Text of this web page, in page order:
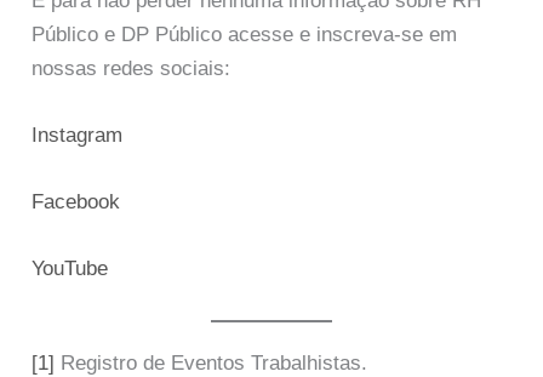
Público e DP Público acesse e inscreva-se em
nossas redes sociais:
Instagram
Facebook
YouTube
[1] Registro de Eventos Trabalhistas.